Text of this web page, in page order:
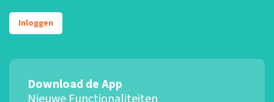
Inloggen
Download de App